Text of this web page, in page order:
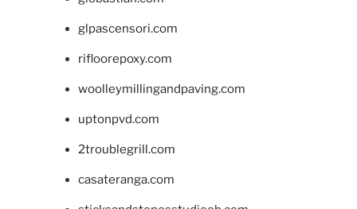
glpascensori.com
rifloorepoxy.com
woolleymillingandpaving.com
uptonpvd.com
2troublegrill.com
casateranga.com